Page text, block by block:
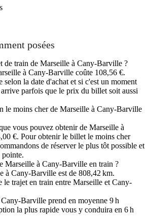
posées
de train de Marseille à Cany-Barville ?
à Cany-Barville coûte 108,56 €.
la date d'achat et si c'est un moment
parfois que le prix du billet soit aussi
le moins cher de Marseille à Cany-Barville
vous pouvez obtenir de Marseille à
€. Pour obtenir le billet le moins cher
de réserver le plus tôt possible et
pointe.
Marseille à Cany-Barville en train ?
à Cany-Barville est de 808,42 km.
le trajet en train entre Marseille et Cany-
Barville prend en moyenne 9 h
la plus rapide vous y conduira en 6 h